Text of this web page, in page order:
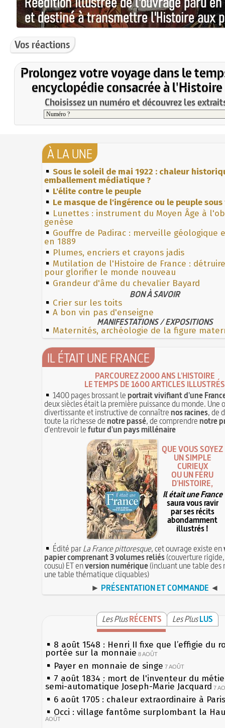
Vos réactions
Prolongez votre voyage dans le
encyclopédie consacrée à l'Histoire
Choisissez un numéro et découvrez les
À LA UNE
Sous le soleil de mai 1922 : chaleur
emballement médiatique ?
L'élite contre le peuple
Le masque de l'ingérence ou le peuple
Lunettes : instrument du Moyen Âge à
genèse
Gouffre de Padirac : merveille géologique
en 1889
Plumes, encriers et crayons jadis
Mutilation de l'Histoire de France :
pour glorifier le monde nouveau
Grandeur d'âme du chevalier Bayard
BON À SAVOIR
Crier sur les toits
A bon vin pas d'enseigne
MANIFESTATIONS / EXPOSITIONS
Maternités, archéologie de la figure
IL ÉTAIT UNE FRANCE
PARCOUREZ 2000 ANS L'HISTOIRE
LE TEMPS DE 1600 ARTICLES ILLUSTRÉS
1400 pages brossant leportrait vivifiant d'une
deux siècles était la première puissance du monde. Une
divertissante et instructive de connaîtrenos racines, de
toute la richesse denotre passé, de comprendrenotre
d'entrevoir lefutur d'un pays millénaire
QUE VOUS SOYEZ
UN SIMPLE
CURIEUX
OU UN FÉRU
D'HISTOIRE,
Il était une France
saura vous ravir
par ses récits
abondamment
illustrés !
Édité parLa France pittoresque, cet ouvrage existe en
papier comprenant 3 volumes reliés(couverture
cousu) ET enversion numérique(incluant une table des
une table thématique cliquables)
► PRÉSENTATION ET COMMANDE ◄
Les PlusRÉCENTS Les PlusLUS
8 août 1548 : Henri II fixe que l’effigie du
portée sur la monnaie 8 AOÛT
Payer en monnaie de singe 7 AOÛT
7 août 1834 : mort de l'inventeur du
semi-automatique Joseph-Marie Jacquard 7
6 août 1705 : chaleur extraordinaire à Paris
Occi : village fantôme surplombant la
AOÛT